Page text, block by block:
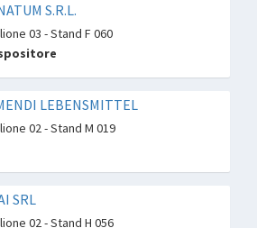
S.R.L.
03 - Stand F 060
LEBENSMITTEL
02 - Stand M 019
SRL
02 - Stand H 056